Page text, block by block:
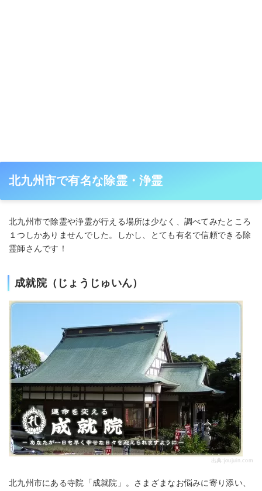
北九州市で有名な除霊・浄霊
北九州市で除霊や浄霊が行える場所は少なく、調べてみたところ
１つしかありませんでした。しかし、とても有名で信頼できる除
霊師さんです！
成就院（じょうじゅいん）
出典: joujuin.com
北九州市にある寺院「成就院」。さまざまなお悩みに寄り添い、